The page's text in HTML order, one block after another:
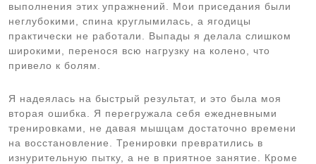
выполнения этих упражнений. Мои приседания были
неглубокими, спина круглымилась, а ягодицы
практически не работали. Выпады я делала слишком
широкими, перенося всю нагрузку на колено, что
привело к болям.
Я надеялась на быстрый результат, и это была моя
вторая ошибка. Я перегружала себя ежедневными
тренировками, не давая мышцам достаточно времени
на восстановление. Тренировки превратились в
изнурительную пытку, а не в приятное занятие. Кроме